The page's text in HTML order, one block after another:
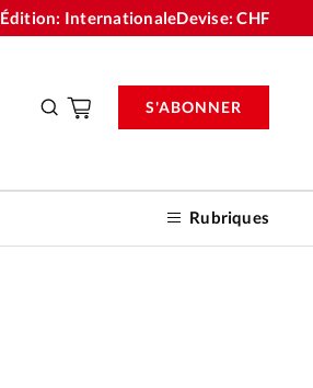
Édition: InternationaleDevise:CHF
Rubriques
S'ABONNER